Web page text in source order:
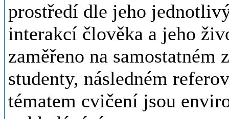
prostředí dle jeho
interakcí člověka a jeho
zaměřeno na
studenty, následném
tématem cvičení jsou